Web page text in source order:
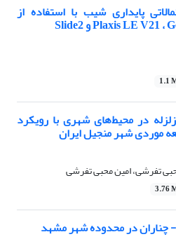
پایداری شیب با استفاده از
1.1
در محیط‌های شهری با رویکرد
موردی شهر منجیل ایران
تفرشی، امین محبی تفرشی
3.76
چناران در محدوده شهر مشهد